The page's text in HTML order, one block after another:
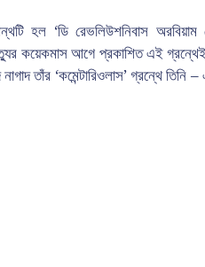
হল ‘ডি রেভলিউশনিবাস
আগে প্রকাশিত এই গ্রন্থেই
তাঁর ‘কমেন্টারিওলাস’ গ্রন্থে